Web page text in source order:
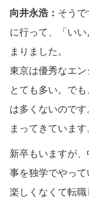
向井永浩： そう
に行って、「い
まりました。
東京は優秀なエ
とても多い。で
は多くないので
まってきています
新卒もいますが
事を独学でやっ
楽しくなくて転